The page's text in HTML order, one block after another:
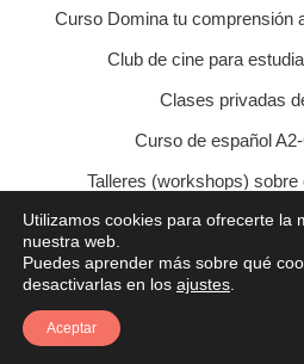
Curso Domina tu comprensión
Club de cine para
Clases privadas
Curso de español
Talleres (workshops)
Curso de
Política de privacidad
Política
Condiciones de contratación
Utilizamos cookies para ofrecerte la
nuestra web.
Puedes aprender más sobre qué
desactivarlas en los ajustes
Aceptar